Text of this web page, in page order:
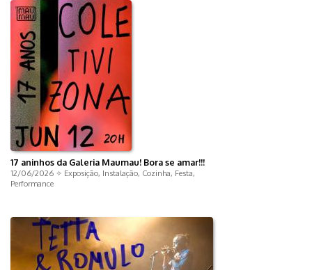
17 aninhos da Galeria Maumau! Bora se amar!!!
12/06/2026 ✧ Exposição, Instalação, Cozinha, Festa,
Performance